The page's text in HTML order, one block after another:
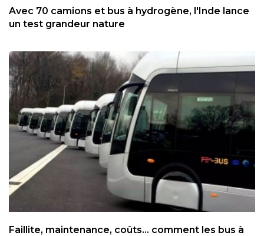
Avec 70 camions et bus à hydrogène, l'Inde lance
un test grandeur nature
Faillite, maintenance, coûts... comment les bus à